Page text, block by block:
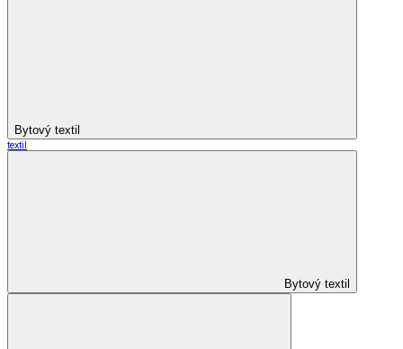
Bytový textil
textil
Bytový textil